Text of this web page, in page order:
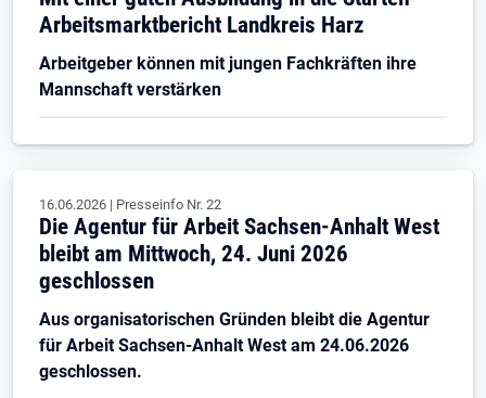
Arbeitsmarktbericht Landkreis Harz
Arbeitgeber können mit jungen Fachkräften ihre
Mannschaft verstärken
16.06.2026 | Presseinfo Nr. 22
Die Agentur für Arbeit Sachsen-Anhalt West
bleibt am Mittwoch, 24. Juni 2026
geschlossen
Aus organisatorischen Gründen bleibt die Agentur
für Arbeit Sachsen-Anhalt West am 24.06.2026
geschlossen.